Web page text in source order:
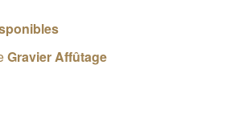
Gravier Affûtage